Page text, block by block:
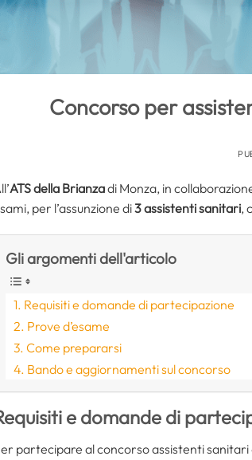
Concorso per
ATS della Brianzadi Monza, in
per l’assunzione di3 assistenti sanitari,
Gli argomenti dell'articolo
Requisiti e domande di partecipazione
Prove d’esame
Come prepararsi
Bando e aggiornamenti sul concorso
e domande di
partecipare al concorso assistenti sanitari